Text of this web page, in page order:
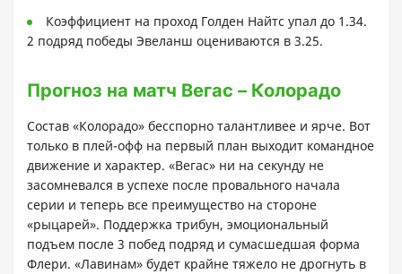
Коэффициент на проход Голден Найтс упал до 1.34.
2 подряд победы Эвеланш оцениваются в 3.25.
Прогноз на матч Вегас – Колорадо
Состав «Колорадо» бесспорно талантливее и ярче. Вот
только в плей-офф на первый план выходит командное
движение и характер. «Вегас» ни на секунду не
засомневался в успехе после провального начала
серии и теперь все преимущество на стороне
«рыцарей». Поддержка трибун, эмоциональный
подъем после 3 побед подряд и сумасшедшая форма
Флери. «Лавинам» будет крайне тяжело не дрогнуть в